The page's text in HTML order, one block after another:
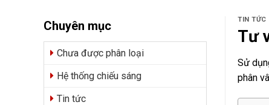
Chuyên mục
Chưa được phân loại
Hệ thống chiếu sáng
Tin tức
TIN TỨC
Tư
Sử
phân